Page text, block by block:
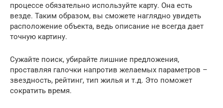
процессе обязательно используйте карту. Она есть
везде. Таким образом, вы сможете наглядно увидеть
расположение объекта, ведь описание не всегда дает
точную картину.
Сужайте поиск, убирайте лишние предложения,
проставляя галочки напротив желаемых параметров –
звездность, рейтинг, тип жилья и т.д. Это поможет
сократить время.